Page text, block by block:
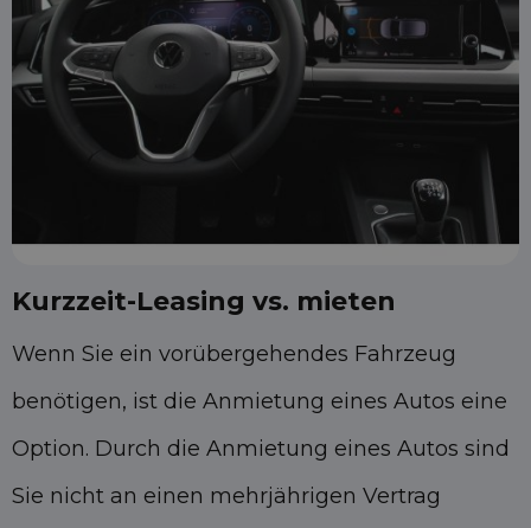
Kurzzeit-Leasing vs. mieten
Wenn Sie ein vorübergehendes Fahrzeug
benötigen, ist die Anmietung eines Autos eine
Option. Durch die Anmietung eines Autos sind
Sie nicht an einen mehrjährigen Vertrag